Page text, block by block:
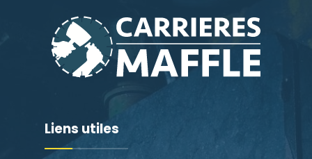
Liens utiles